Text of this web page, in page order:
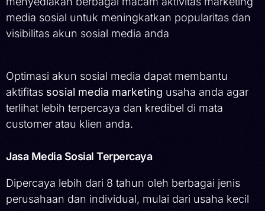
media sosial untuk meningkatkan popularitas dan
visibilitas akun sosial media anda
Optimasi akun sosial media dapat membantu
aktifitas sosial media marketing usaha anda agar
terlihat lebih terpercaya dan kredibel di mata
customer atau klien anda.
Jasa Media Sosial Terpercaya
Dipercaya lebih dari 8 tahun oleh berbagai jenis
perusahaan dan individual, mulai dari usaha kecil